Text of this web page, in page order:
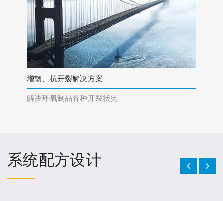
增韧、抗开裂解决方案
解决环氧制品各种开裂状况
系统配方设计